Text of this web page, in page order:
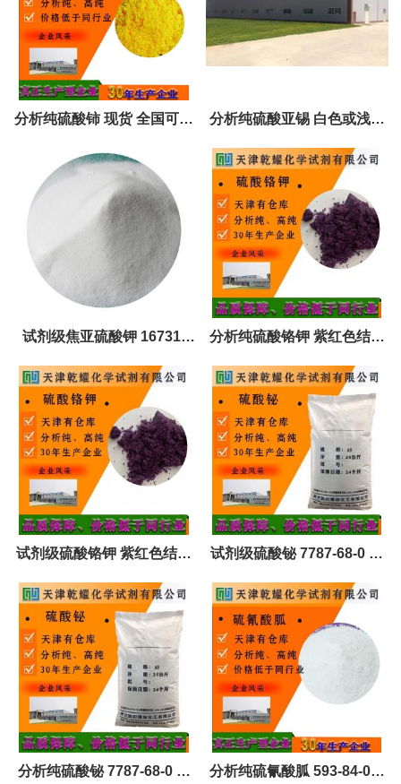
分析纯硫酸铈 现货 全国可售
试剂大包装
分析纯硫酸亚锡 白色或浅黄
色 99纯度 可定制 7488-55-3
试剂级焦亚硫酸钾 16731-
55-8 可定制 全国可售
分析纯硫酸铬钾 紫红色结晶
或颗粒 7788-99-0 全国可售
可定制 试剂大包装
试剂级硫酸铬钾 紫红色结晶
或颗粒 7788-99-0 全国可售
可定制 试剂大包装
试剂级硫酸铋 7787-68-0 全
国可售 可定制 试剂大包装
分析纯硫酸铋 7787-68-0 全 分析纯硫氰酸胍 593-84-0质